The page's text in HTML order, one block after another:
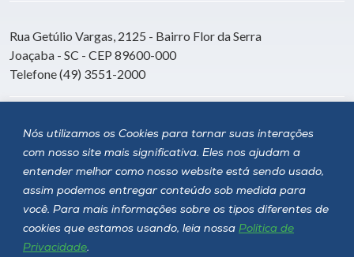
Nós utilizamos os Cookies para tornar suas interações
com nosso site mais significativa. Eles nos ajudam a
entender melhor como nosso website está sendo usado,
assim podemos entregar conteúdo sob medida para
você. Para mais informações sobre os tipos diferentes de
cookies que estamos usando, leia nossa Política de
Privacidade.
Rua Getúlio Vargas, 2125 - Bairro Flor da Serra
Joaçaba - SC - CEP 89600-000
Telefone (49) 3551-2000
Siga a Unoesc